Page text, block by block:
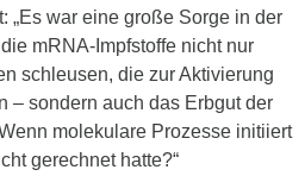
„Es war eine große Sorge in der
mRNA-Impfstoffe nicht nur
schleusen, die zur Aktivierung
– sondern auch das Erbgut der
molekulare Prozesse initiiert
gerechnet hatte?“